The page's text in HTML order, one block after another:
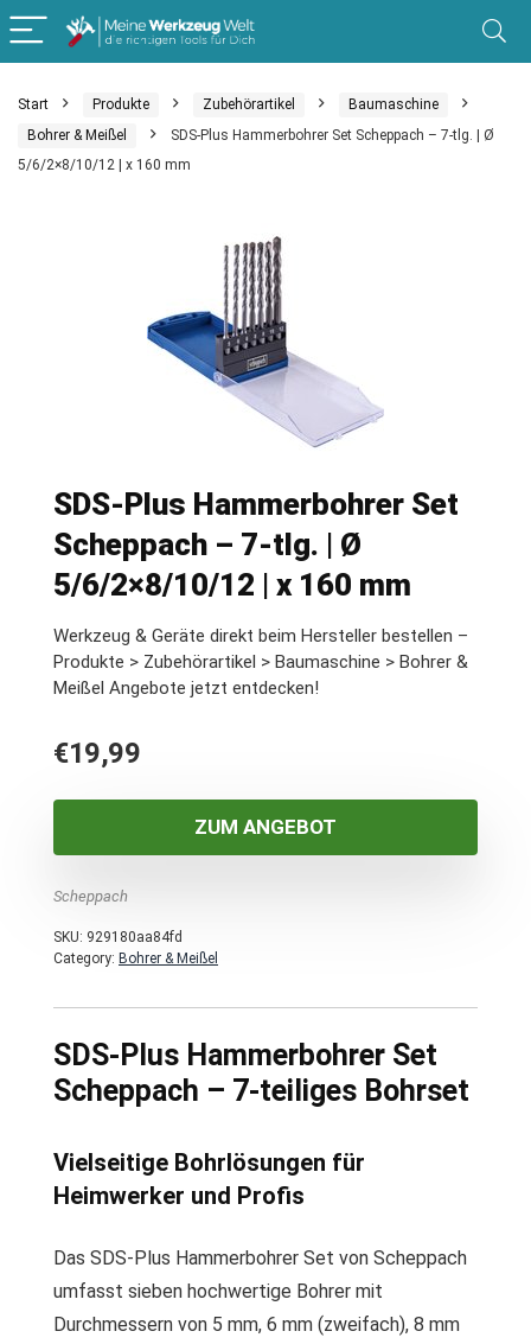
Start Produkte Zubehörartikel
Baumaschine
Bohrer & Meißel
SDS-Plus Hammerbohrer Set Scheppach – 7-tlg. | Ø
5/6/2×8/10/12 | x 160 mm
SDS-Plus Hammerbohrer Set
Scheppach – 7-tlg. | Ø
5/6/2×8/10/12 | x 160 mm
Werkzeug & Geräte direkt beim Hersteller bestellen –
Produkte > Zubehörartikel > Baumaschine > Bohrer &
Meißel Angebote jetzt entdecken!
€19,99
ZUM ANGEBOT
Scheppach
SKU: 929180aa84fd
Category: Bohrer & Meißel
SDS-Plus Hammerbohrer Set
Scheppach – 7-teiliges Bohrset
Vielseitige Bohrlösungen für
Heimwerker und Profis
Das SDS-Plus Hammerbohrer Set von Scheppach
umfasst sieben hochwertige Bohrer mit
Durchmessern von 5 mm, 6 mm (zweifach), 8 mm